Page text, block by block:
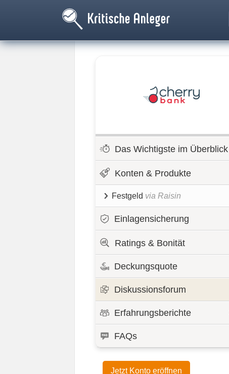
Das Wichtigste im Überblick
Konten & Produkte
Festgeld via Raisin
Einlagensicherung
Ratings & Bonität
Deckungsquote
Diskussionsforum
Erfahrungsberichte
FAQs
Jetzt Konto eröffnen